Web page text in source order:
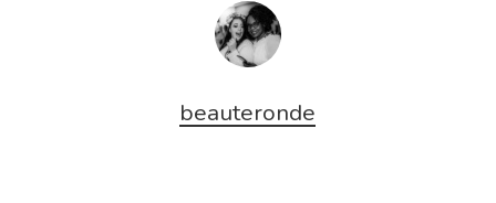
beauteronde